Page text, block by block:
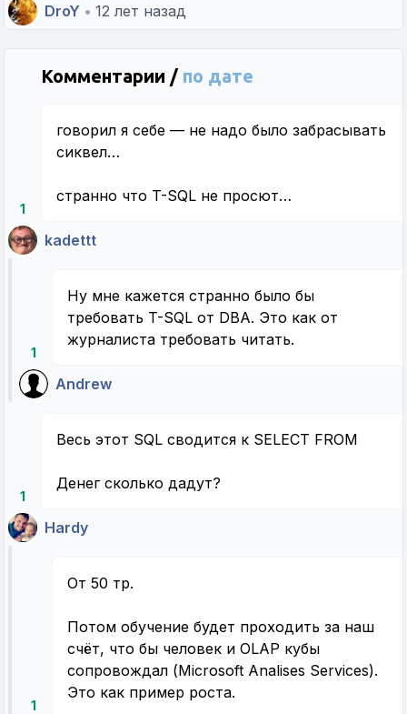
DroY • 12 лет назад
Комментарии / по дате
1
говорил я себе — не надо было забрасывать
сиквел…
странно что T-SQL не просют…
kadettt
1
Ну мне кажется странно было бы
требовать T-SQL от DBA. Это как от
журналиста требовать читать.
Andrew
1
Весь этот SQL сводится к SELECT FROM
Денег сколько дадут?
Hardy
1
От 50 тр.
Потом обучение будет проходить за наш
счёт, что бы человек и OLAP кубы
сопровождал (Microsoft Analises Services).
Это как пример роста.